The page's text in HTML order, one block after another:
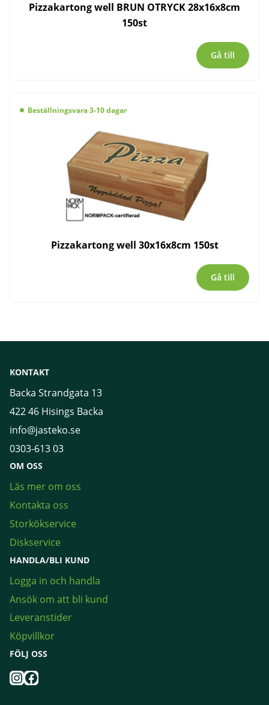
Pizzakartong well BRUN OTRYCK 28x16x8cm
150st
Gå till
Beställningsvara 3-10 dagar
Pizzakartong well 30x16x8cm 150st
Gå till
KONTAKT
Backa Strandgata 13
422 46 Hisings Backa
info@jasteko.se
0303-613 03
OM OSS
Läs mer om oss
Kontakta oss
Storkökservice
Diskservice
HANDLA/BLI KUND
Logga in och handla
Ansök om att bli kund
Leveranstider
Köpvillkor
FÖLJ OSS
Instagram
Facebook